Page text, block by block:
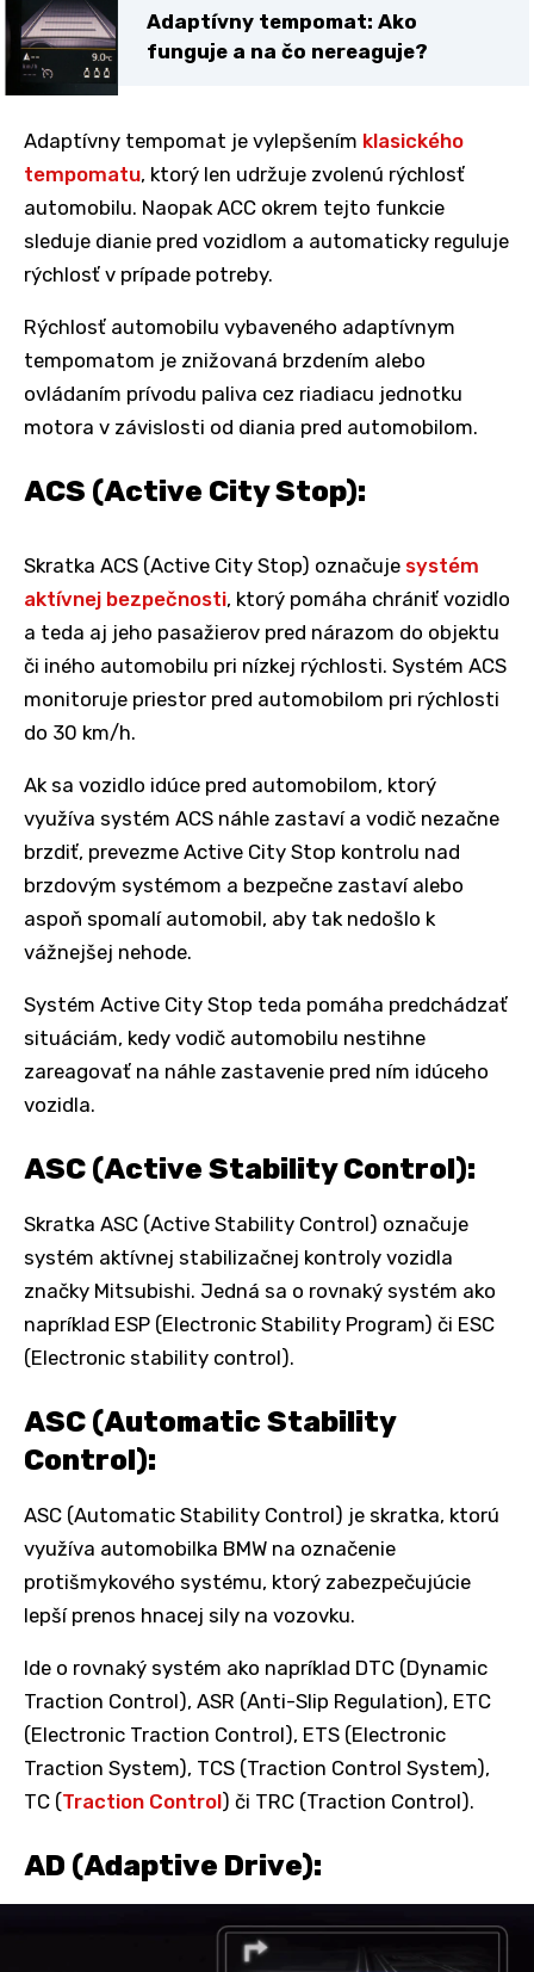
Adaptívny tempomat: Ako
funguje a na čo nereaguje?
Adaptívny tempomat je vylepšením klasického
tempomatu, ktorý len udržuje zvolenú rýchlosť
automobilu. Naopak ACC okrem tejto funkcie
sleduje dianie pred vozidlom a automaticky reguluje
rýchlosť v prípade potreby.
Rýchlosť automobilu vybaveného adaptívnym
tempomatom je znižovaná brzdením alebo
ovládaním prívodu paliva cez riadiacu jednotku
motora v závislosti od diania pred automobilom.
ACS (Active City Stop):
Skratka ACS (Active City Stop) označuje systém
aktívnej bezpečnosti, ktorý pomáha chrániť vozidlo
a teda aj jeho pasažierov pred nárazom do objektu
či iného automobilu pri nízkej rýchlosti. Systém ACS
monitoruje priestor pred automobilom pri rýchlosti
do 30 km/h.
Ak sa vozidlo idúce pred automobilom, ktorý
využíva systém ACS náhle zastaví a vodič nezačne
brzdiť, prevezme Active City Stop kontrolu nad
brzdovým systémom a bezpečne zastaví alebo
aspoň spomalí automobil, aby tak nedošlo k
vážnejšej nehode.
Systém Active City Stop teda pomáha predchádzať
situáciám, kedy vodič automobilu nestihne
zareagovať na náhle zastavenie pred ním idúceho
vozidla.
ASC (Active Stability Control):
Skratka ASC (Active Stability Control) označuje
systém aktívnej stabilizačnej kontroly vozidla
značky Mitsubishi. Jedná sa o rovnaký systém ako
napríklad ESP (Electronic Stability Program) či ESC
(Electronic stability control).
ASC (Automatic Stability
Control):
ASC (Automatic Stability Control) je skratka, ktorú
využíva automobilka BMW na označenie
protišmykového systému, ktorý zabezpečujúcie
lepší prenos hnacej sily na vozovku.
Ide o rovnaký systém ako napríklad DTC (Dynamic
Traction Control), ASR (Anti-Slip Regulation), ETC
(Electronic Traction Control), ETS (Electronic
Traction System), TCS (Traction Control System),
TC (Traction Control) či TRC (Traction Control).
AD (Adaptive Drive):